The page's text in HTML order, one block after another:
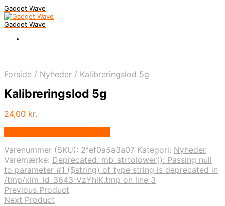
Gadget Wave
Gadget Wave
Forside / Nyheder / Kalibreringslod 5g
Kalibreringslod 5g
24,00 kr.
Varenummer (SKU): 2fef0a5a3a07 Kategori: Nyheder
Varemærke: Deprecated: mb_strtolower(): Passing null
to parameter #1 ($string) of type string is deprecated in
/tmp/xim_id_3643-VzYhlK.tmp on line 3
Previous Product
Next Product